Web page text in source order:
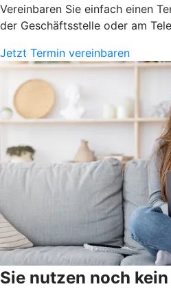
Vereinbaren Sie einfach einen
der Geschäftsstelle oder am
Jetzt Termin vereinbaren
Sie nutzen noch